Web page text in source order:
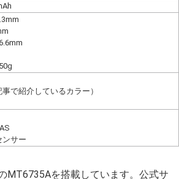
で紹介しているカラー）
ンサー
MT6735Aを搭載しています。公式サ